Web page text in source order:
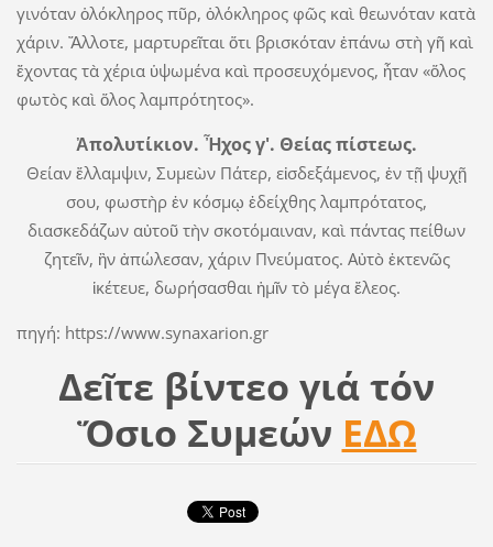
γινόταν ὁλόκληρος πῦρ, ὁλόκληρος φῶς καὶ θεωνόταν κατὰ
χάριν. Ἄλλοτε, μαρτυρεῖται ὅτι βρισκόταν ἐπάνω στὴ γῆ καὶ
ἔχοντας τὰ χέρια ὑψωμένα καὶ προσευχόμενος, ἦταν «ὅλος
φωτὸς καὶ ὅλος λαμπρότητος».
Ἀπολυτίκιον. Ἦχος γ'. Θείας πίστεως.
Θείαν ἔλλαμψιν, Συμεὼν Πάτερ, εἰσδεξάμενος, ἐν τῇ ψυχῇ
σου, φωστὴρ ἐν κόσμῳ ἐδείχθης λαμπρότατος,
διασκεδάζων αὐτοῦ τὴν σκοτόμαιναν, καὶ πάντας πείθων
ζητεῖν, ἣν ἀπώλεσαν, χάριν Πνεύματος. Αὐτὸ ἐκτενῶς
ἱκέτευε, δωρήσασθαι ἡμῖν τὸ μέγα ἔλεος.
πηγή: https://www.synaxarion.gr
Δεῖτε βίντεο γιά τόν
Ὅσιο Συμεών ΕΔΩ